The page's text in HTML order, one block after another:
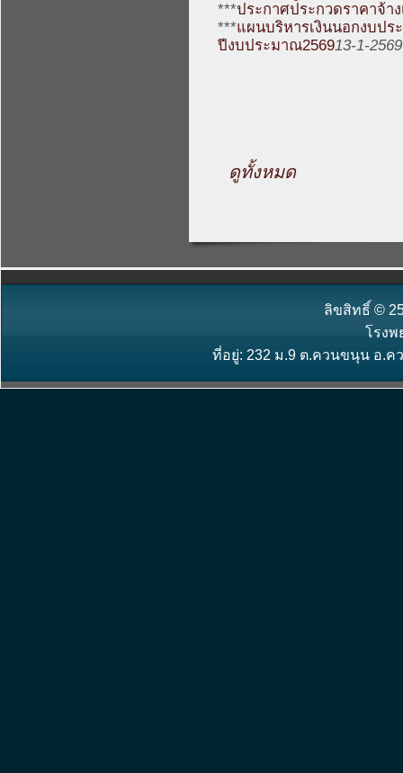
***ประกาศประกวดราคาจ้า
***แผนบริหารเงินนอกงบปร
ปีงบประมาณ256913-1-2569
ดูทั้งหมด
ลิขสิทธิ์ ©
โรง
ที่อยู่: 232 ม.9 ต.ควนขนุน อ.ค